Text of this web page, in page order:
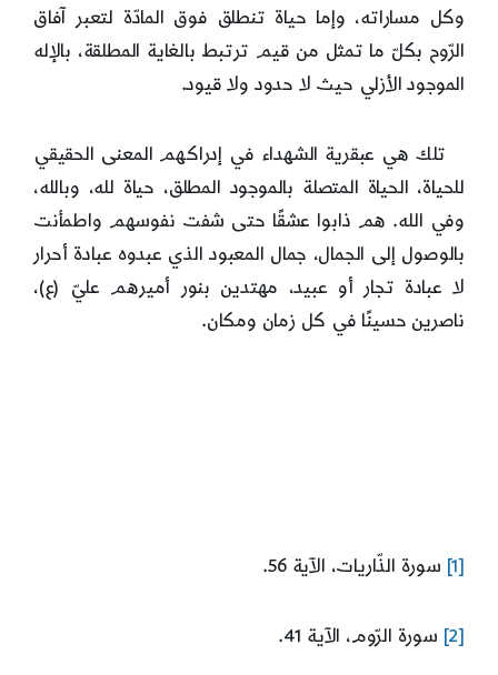
وكل مساراته، وإما حياة تنطلق فوق المادّة لتعبر آفاق
الرّوح بكلّ ما تمثل من قيم ترتبط بالغاية المطلقة، بالإله
الموجود الأزلي حيث لا حدود ولا قيود.
تلك هي عبقرية الشهداء في إدراكهم المعنى الحقيقي
للحياة، الحياة المتصلة بالموجود المطلق، حياة لله، وبالله،
وفي الله. هم ذابوا عشقًا حتى شفت نفوسهم واطمأنت
بالوصول إلى الجمال، جمال المعبود الذي عبدوه عبادة أحرار
لا عبادة تجار أو عبيد، مهتدين بنور أميرهم عليّ (ع)،
ناصرين حسينًا في كل زمان ومكان.
[1] سورة الذّاريات، الآية 56.
[2] سورة الرّوم، الآية 41.